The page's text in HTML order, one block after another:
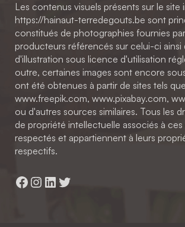
Les contenus visuels présents sur le site
https://hainaut-terredegouts.be sont
constitués de photographies fournies
producteurs référencés sur celui-ci
d'illustration sous licence d'utilisation
outre, certaines images sont encore
ont été obtenues à partir de sites tels que
www.freepik.com, www.pixabay.com,
ou d'autres sources similaires. Tous les
de propriété intellectuelle associés à
respectés et appartiennent à leurs
respectifs.
Facebook
Instagram
LinkedIn
Twitter